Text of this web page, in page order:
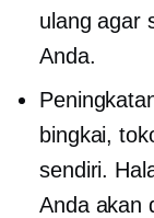
ulang agar
Anda.
bingkai,
sendiri.
Anda akan